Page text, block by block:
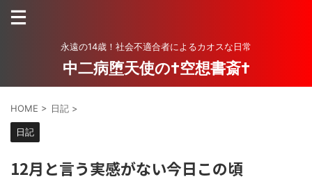
永遠の14歳！社会不適合者によるカオスな日常
中二病堕天使の†空想書斎†
HOME > 日記 >
日記
12月と言う実感がない今日この頃